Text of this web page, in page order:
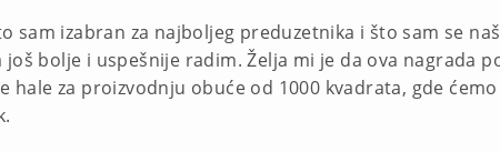
sam izabran za najboljeg preduzetnika i što sam se
bolje i uspešnije radim. Želja mi je da ova nagrada
hale za proizvodnju obuće od 1000 kvadrata, gde